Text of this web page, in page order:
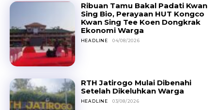
Ribuan Tamu Bakal Padati Kwan
Sing Bio, Perayaan HUT Kongco
Kwan Sing Tee Koen Dongkrak
Ekonomi Warga
HEADLINE 04/08/2026
RTH Jatirogo Mulai Dibenahi
Setelah Dikeluhkan Warga
HEADLINE 03/08/2026